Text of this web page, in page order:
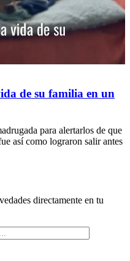
de su familia en un
para alertarlos de que
así como lograron salir antes
directamente en tu